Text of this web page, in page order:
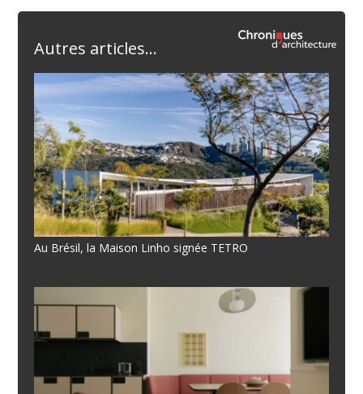
Autres articles...
Au Brésil, la Maison Linho signée TETRO